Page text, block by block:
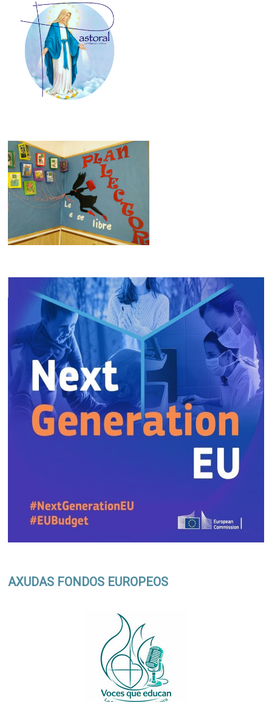
AXUDAS FONDOS EUROPEOS